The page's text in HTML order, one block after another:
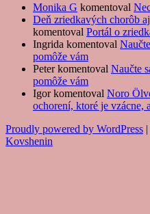
Monika G komentoval
Deň zriedkavých chorôb
komentoval Portál o
Ingrida komentoval
pomôže vám
Peterkomentoval Naučte
pomôže vám
Igorkomentoval Noro
ochorení, ktoré je vzácne,
Proudly powered by WordPress |
Kovshenin